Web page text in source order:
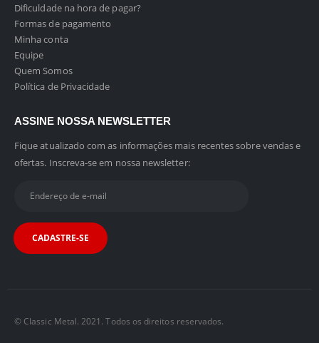
Dificuldade na hora de pagar?
Formas de pagamento
Minha conta
Equipe
Quem Somos
Política de Privacidade
ASSINE NOSSA NEWSLETTER
Fique atualizado com as informações mais recentes sobre vendas e
ofertas. Inscreva-se em nossa newsletter:
© Classic Metal. 2021. Todos os direitos reservados.